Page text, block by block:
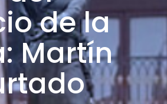
de la
Martín